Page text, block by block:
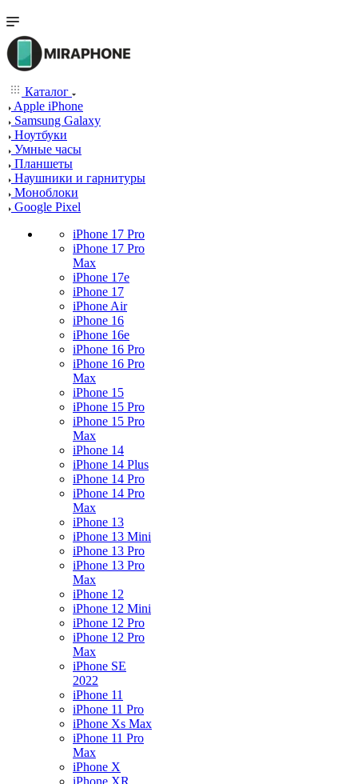
Каталог
Apple iPhone
Samsung Galaxy
Ноутбуки
Умные часы
Планшеты
Наушники и гарнитуры
Моноблоки
Google Pixel
iPhone 17 Pro
iPhone 17 Pro
Max
iPhone 17e
iPhone 17
iPhone Air
iPhone 16
iPhone 16e
iPhone 16 Pro
iPhone 16 Pro
Max
iPhone 15
iPhone 15 Pro
iPhone 15 Pro
Max
iPhone 14
iPhone 14 Plus
iPhone 14 Pro
iPhone 14 Pro
Max
iPhone 13
iPhone 13 Mini
iPhone 13 Pro
iPhone 13 Pro
Max
iPhone 12
iPhone 12 Mini
iPhone 12 Pro
iPhone 12 Pro
Max
iPhone SE
2022
iPhone 11
iPhone 11 Pro
iPhone Xs Max
iPhone 11 Pro
Max
iPhone X
iPhone XR